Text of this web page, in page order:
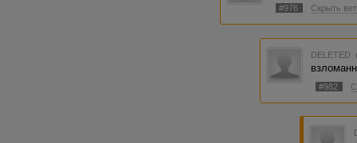
#976 Скрыть
DELETED
#982